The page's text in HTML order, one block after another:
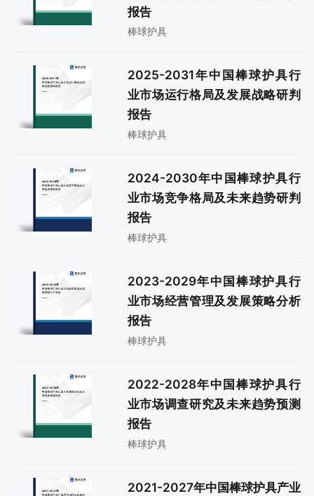
报告
棒球护具
2025-2031年中国棒球护具行
业市场运行格局及发展战略研判
报告
棒球护具
2024-2030年中国棒球护具行
业市场竞争格局及未来趋势研判
报告
棒球护具
2023-2029年中国棒球护具行
业市场经营管理及发展策略分析
报告
棒球护具
2022-2028年中国棒球护具行
业市场调查研究及未来趋势预测
报告
棒球护具
2021-2027年中国棒球护具产业